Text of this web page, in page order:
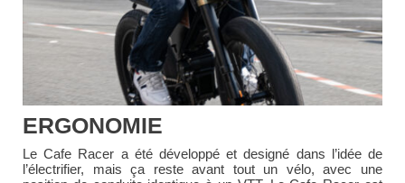
ERGONOMIE
Le Cafe Racer a été développé et designé dans l’idée de
l’électrifier, mais ça reste avant tout un vélo, avec une